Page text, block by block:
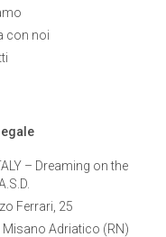
con noi
– Dreaming on the
Ferrari, 25
Misano Adriatico (RN)